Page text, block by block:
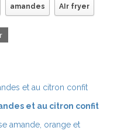
amandes AIr fryer
et au citron confit